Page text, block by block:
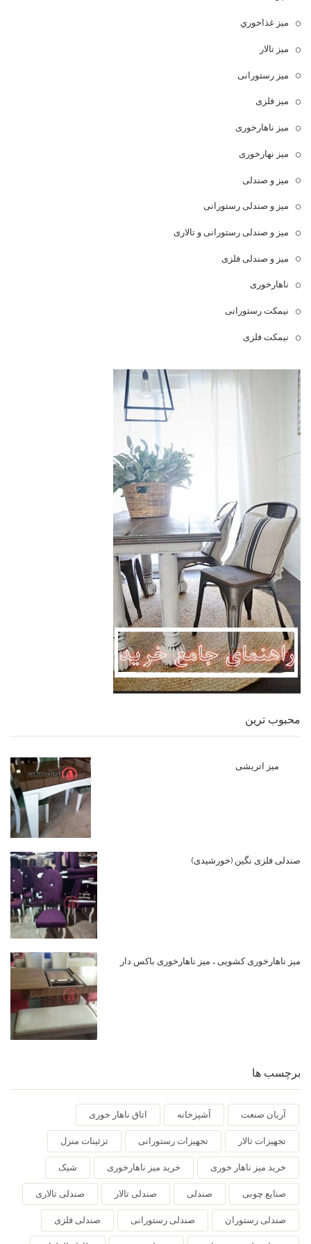
ميز غذاخوري
میز تالار
میز رستورانی
میز فلزی
میز ناهارخوری
میز نهارخوری
میز و صندلی
میز و صندلی رستورانی
میز و صندلی رستورانی و تالاری
میز و صندلی فلزی
ناهارخوری
نیمکت رستورانی
نیمکت فلزی
محبوب ترین
میز اتریشی
صندلی فلزی نگین (خورشیدی)
میز ناهارخوری کشویی ، میز ناهارخوری باکس دار
برچسب ها
آریان صنعت آشپزخانه اتاق ناهار خوری
تجهیزات تالار تجهیزات رستورانی تزئینات منزل
خرید میز ناهار خوری خرید میز ناهارخوری شیک
صنایع چوبی صندلی صندلی تالار صندلی تالاری
صندلی رستوران صندلی رستورانی صندلی فلزی